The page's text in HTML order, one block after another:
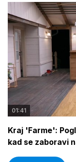
01:41
Kraj 'Farme':
kad se zaboravi